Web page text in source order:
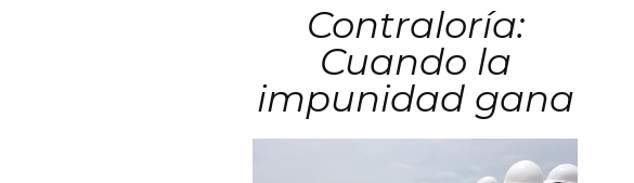
Contraloría:
Cuando la
impunidad gana